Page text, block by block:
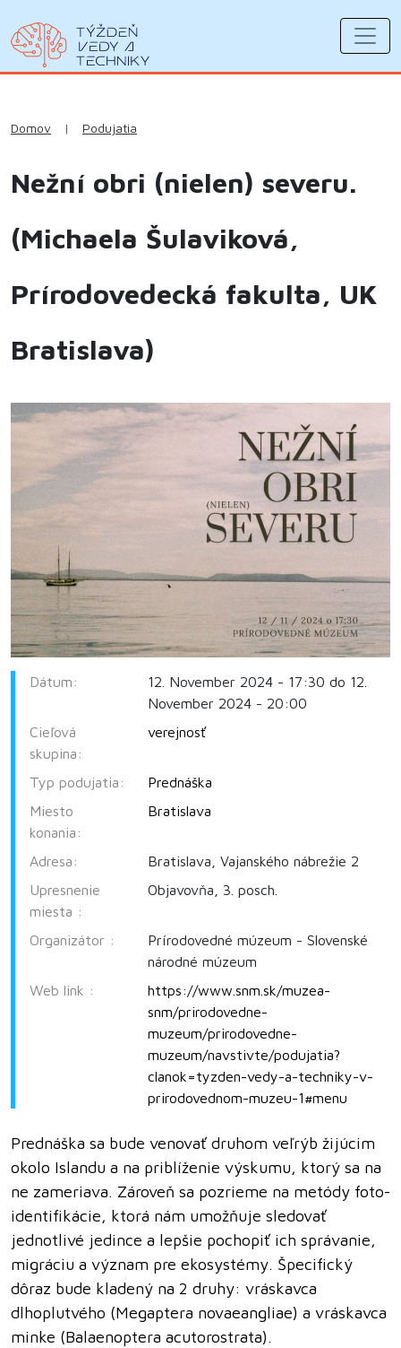
Domov | Podujatia
Nežní obri (nielen) severu.
(Michaela Šulaviková,
Prírodovedecká fakulta, UK
Bratislava)
Dátum:
12. November 2024 - 17:30 do 12.
November 2024 - 20:00
Cieľová
skupina:
verejnosť
Typ podujatia:
Prednáška
Miesto
konania:
Bratislava
Adresa:
Bratislava, Vajanského nábrežie 2
Upresnenie
miesta :
Objavovňa, 3. posch.
Organizátor :
Prírodovedné múzeum - Slovenské
národné múzeum
Web link :
https://www.snm.sk/muzea-
snm/prirodovedne-
muzeum/prirodovedne-
muzeum/navstivte/podujatia?
clanok=tyzden-vedy-a-techniky-v-
prirodovednom-muzeu-1#menu
Prednáška sa bude venovať druhom veľrýb žijúcim
okolo Islandu a na priblíženie výskumu, ktorý sa na
ne zameriava. Zároveň sa pozrieme na metódy foto-
identifikácie, ktorá nám umožňuje sledovať
jednotlivé jedince a lepšie pochopiť ich správanie,
migráciu a význam pre ekosystémy. Špecifický
dôraz bude kladený na 2 druhy: vráskavca
dlhoplutvého (Megaptera novaeangliae) a vráskavca
minke (Balaenoptera acutorostrata).